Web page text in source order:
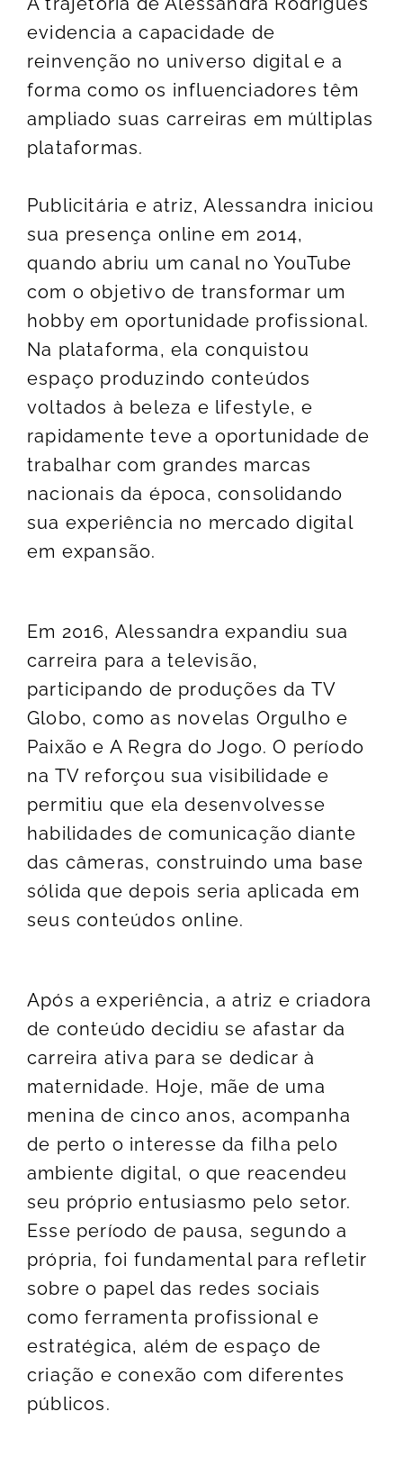
evidencia a capacidade de
reinvenção no universo digital e a
forma como os influenciadores têm
ampliado suas carreiras em múltiplas
plataformas.
Publicitária e atriz, Alessandra iniciou
sua presença online em 2014,
quando abriu um canal no YouTube
com o objetivo de transformar um
hobby em oportunidade profissional.
Na plataforma, ela conquistou
espaço produzindo conteúdos
voltados à beleza e lifestyle, e
rapidamente teve a oportunidade de
trabalhar com grandes marcas
nacionais da época, consolidando
sua experiência no mercado digital
em expansão.
Em 2016, Alessandra expandiu sua
carreira para a televisão,
participando de produções da TV
Globo, como as novelas Orgulho e
Paixão e A Regra do Jogo. O período
na TV reforçou sua visibilidade e
permitiu que ela desenvolvesse
habilidades de comunicação diante
das câmeras, construindo uma base
sólida que depois seria aplicada em
seus conteúdos online.
Após a experiência, a atriz e criadora
de conteúdo decidiu se afastar da
carreira ativa para se dedicar à
maternidade. Hoje, mãe de uma
menina de cinco anos, acompanha
de perto o interesse da filha pelo
ambiente digital, o que reacendeu
seu próprio entusiasmo pelo setor.
Esse período de pausa, segundo a
própria, foi fundamental para refletir
sobre o papel das redes sociais
como ferramenta profissional e
estratégica, além de espaço de
criação e conexão com diferentes
públicos.